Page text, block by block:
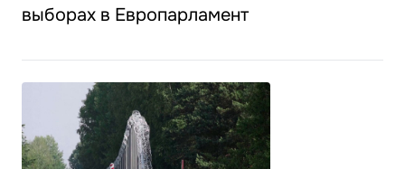
выборах в Европарламент